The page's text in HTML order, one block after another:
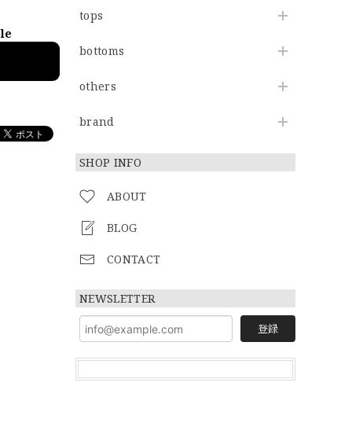
tops
bottoms
others
brand
SHOP INFO
ABOUT
BLOG
CONTACT
NEWSLETTER
登録